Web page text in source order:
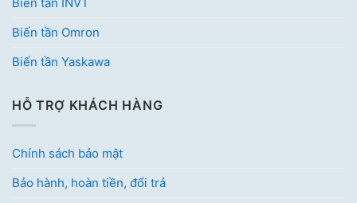
Biến tần Omron
Biến tần Yaskawa
HỖ TRỢ KHÁCH HÀNG
Chính sách bảo mật
Bảo hành, hoàn tiền, đổi trả